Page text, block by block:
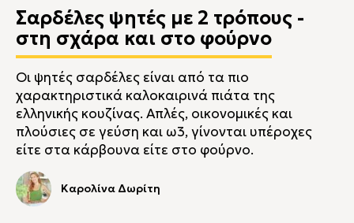
Σαρδέλες ψητές με 2 τρόπους -
στη σχάρα και στο φούρνο
Οι ψητές σαρδέλες είναι από τα πιο
χαρακτηριστικά καλοκαιρινά πιάτα της
ελληνικής κουζίνας. Απλές, οικονομικές και
πλούσιες σε γεύση και ω3, γίνονται υπέροχες
είτε στα κάρβουνα είτε στο φούρνο.
Καρολίνα Δωρίτη